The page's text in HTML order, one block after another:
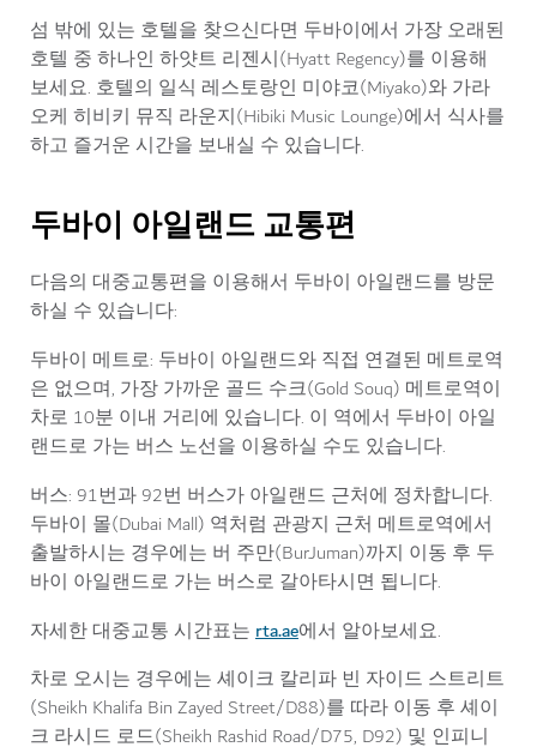
섬 밖에 있는 호텔을 찾으신다면 두바이에서 가장 오래된
호텔 중 하나인 하얏트 리젠시(Hyatt Regency)를 이용해
보세요. 호텔의 일식 레스토랑인 미야코(Miyako)와 가라
오케 히비키 뮤직 라운지(Hibiki Music Lounge)에서 식사를
하고 즐거운 시간을 보내실 수 있습니다.
두바이 아일랜드 교통편
다음의 대중교통편을 이용해서 두바이 아일랜드를 방문
하실 수 있습니다:
두바이 메트로: 두바이 아일랜드와 직접 연결된 메트로역
은 없으며, 가장 가까운 골드 수크(Gold Souq) 메트로역이
차로 10분 이내 거리에 있습니다. 이 역에서 두바이 아일
랜드로 가는 버스 노선을 이용하실 수도 있습니다.
버스: 91번과 92번 버스가 아일랜드 근처에 정차합니다.
두바이 몰(Dubai Mall) 역처럼 관광지 근처 메트로역에서
출발하시는 경우에는 버 주만(BurJuman)까지 이동 후 두
바이 아일랜드로 가는 버스로 갈아타시면 됩니다.
자세한 대중교통 시간표는 rta.ae에서 알아보세요.
차로 오시는 경우에는 셰이크 칼리파 빈 자이드 스트리트
(Sheikh Khalifa Bin Zayed Street/D88)를 따라 이동 후 셰이
크 라시드 로드(Sheikh Rashid Road/D75, D92) 및 인피니